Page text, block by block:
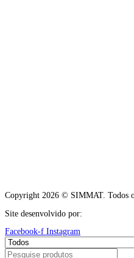
Copyright 2026 © SIMMAT. Todos
Site desenvolvido por:
Facebook-f Instagram